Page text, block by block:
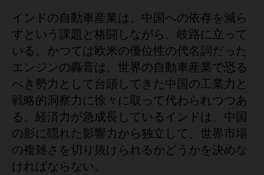
インドの自動車産業は、中国への依存を減ら
すという課題と格闘しながら、岐路に立って
いる。かつては欧米の優位性の代名詞だった
エンジンの轟音は、世界の自動車産業で恐る
べき勢力として台頭してきた中国の工業力と
戦略的洞察力に徐々に取って代わられつつあ
る。経済力が急成長しているインドは、中国
の影に隠れた影響力から独立して、世界市場
の複雑さを切り抜けられるかどうかを決めな
ければならない。